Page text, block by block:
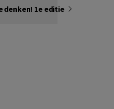
denken! 1e editie